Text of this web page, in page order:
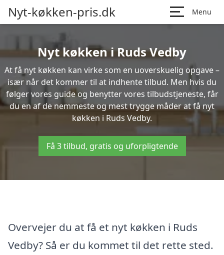
Nyt-køkken-pris.dk Menu
Nyt køkken i Ruds Vedby
At få nyt køkken kan virke som en uoverskuelig opgave –
især når det kommer til at indhente tilbud. Men hvis du
følger vores guide og benytter vores tilbudstjeneste, får
du en af de nemmeste og mest trygge måder at få nyt
køkken i Ruds Vedby.
Få 3 tilbud, gratis og uforpligtende
Overvejer du at få et nyt køkken i Ruds
Vedby? Så er du kommet til det rette sted.